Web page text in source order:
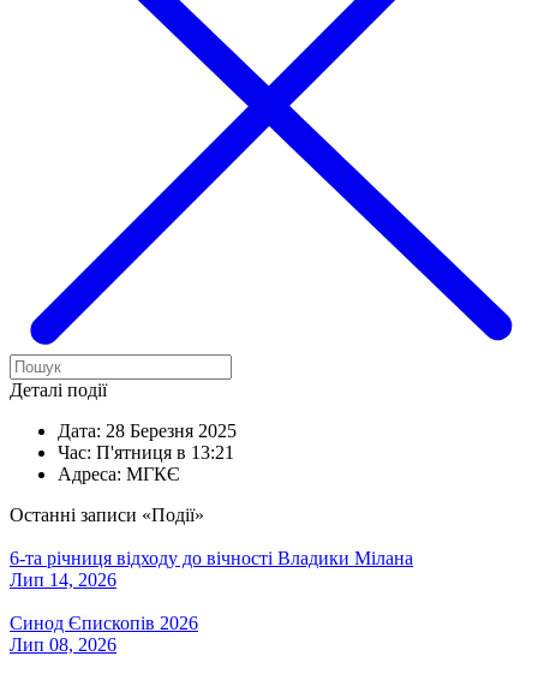
Деталі події
Дата: 28 Березня 2025
Час: П'ятниця в 13:21
Адреса: МГКЄ
Останні записи «Події»
6-та річниця відходу до вічності Владики Мілана
Лип 14, 2026
Синод Єпископів 2026
Лип 08, 2026